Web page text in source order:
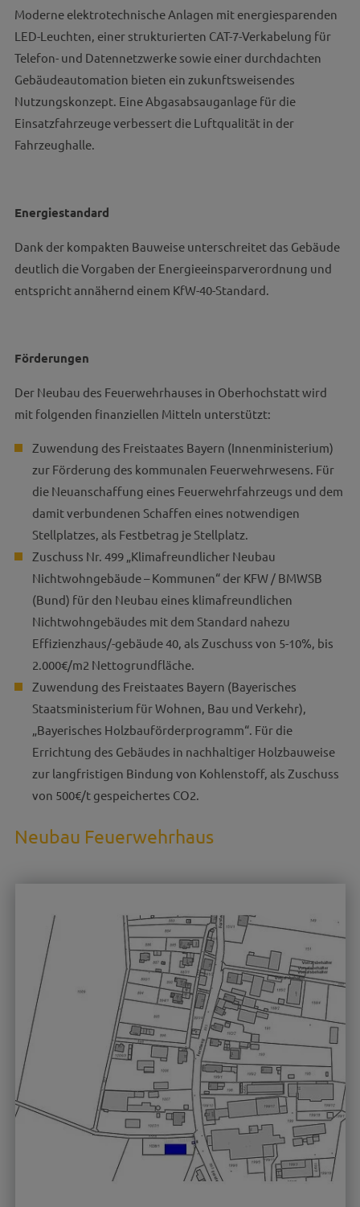
Moderne elektrotechnische Anlagen mit energiesparenden
LED-Leuchten, einer strukturierten CAT-7-Verkabelung für
Telefon- und Datennetzwerke sowie einer durchdachten
Gebäudeautomation bieten ein zukunftsweisendes
Nutzungskonzept. Eine Abgasabsauganlage für die
Einsatzfahrzeuge verbessert die Luftqualität in der
Fahrzeughalle.
Energiestandard
Dank der kompakten Bauweise unterschreitet das Gebäude
deutlich die Vorgaben der Energieeinsparverordnung und
entspricht annähernd einem KfW-40-Standard.
Förderungen
Der Neubau des Feuerwehrhauses in Oberhochstatt wird
mit folgenden finanziellen Mitteln unterstützt:
Zuwendung des Freistaates Bayern (Innenministerium)
zur Förderung des kommunalen Feuerwehrwesens. Für
die Neuanschaffung eines Feuerwehrfahrzeugs und dem
damit verbundenen Schaffen eines notwendigen
Stellplatzes, als Festbetrag je Stellplatz.
Zuschuss Nr. 499 „Klimafreundlicher Neubau
Nichtwohngebäude – Kommunen“ der KFW / BMWSB
(Bund) für den Neubau eines klimafreundlichen
Nichtwohngebäudes mit dem Standard nahezu
Effizienzhaus/-gebäude 40, als Zuschuss von 5-10%, bis
2.000€/m2 Nettogrundfläche.
Zuwendung des Freistaates Bayern (Bayerisches
Staatsministerium für Wohnen, Bau und Verkehr),
„Bayerisches Holzbauförderprogramm“. Für die
Errichtung des Gebäudes in nachhaltiger Holzbauweise
zur langfristigen Bindung von Kohlenstoff, als Zuschuss
von 500€/t gespeichertes CO2.
Neubau Feuerwehrhaus